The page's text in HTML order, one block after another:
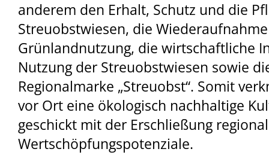
anderem den Erhalt, Schutz und die
Streuobstwiesen, die
Grünlandnutzung, die wirtschaftliche
Nutzung der Streuobstwiesen sowie
Regionalmarke „Streuobst“. Somit
vor Ort eine ökologisch nachhaltige
geschickt mit der Erschließung
Wertschöpfungspotenziale.